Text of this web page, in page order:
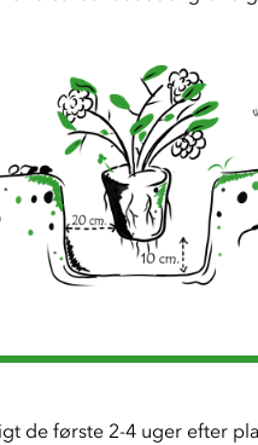
de første 2-4 uger efter